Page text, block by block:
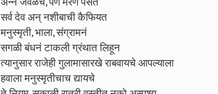
सर्व देव अन् नशीबाची कैफियत
मनुस्मृती, भाला, संग्रामनं
सगळी बंधनं टाकली ग्रंथात लिहून
त्यानुसार राजेही गुलामासारखे राबवायचे आपल्याला
हवाला मनुस्मृतीचाच द्यायचे